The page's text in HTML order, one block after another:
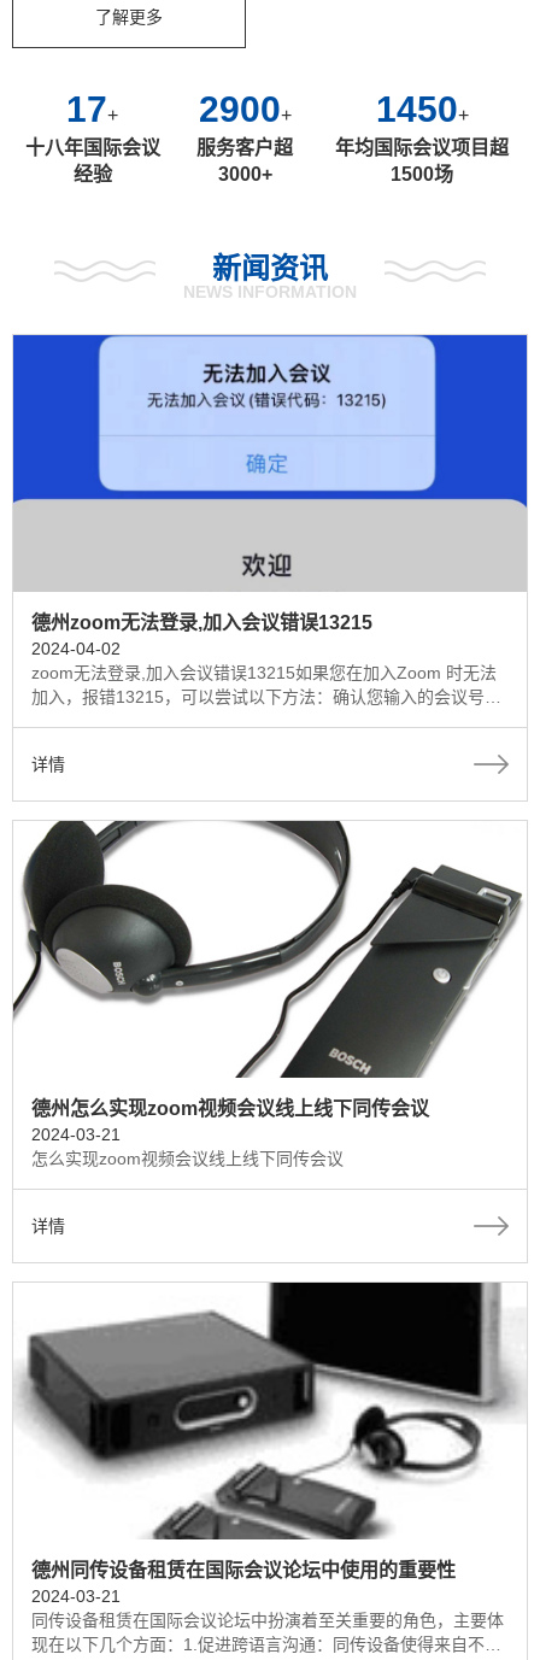
了解更多
18+
十八年国际会议
经验
3000+
服务客户超
3000+
1500+
年均国际会议项目超
1500场
新闻资讯
NEWS INFORMATION
德州zoom无法登录,加入会议错误13215
2024-04-02
zoom无法登录,加入会议错误13215如果您在加入Zoom 时无法
加入，报错13215，可以尝试以下方法：确认您输入的会议号或
定可能会影响zoom服务器的连接...
详情
德州怎么实现zoom视频会议线上线下同传会议
2024-03-21
怎么实现zoom视频会议线上线下同传会议
详情
德州同传设备租赁在国际会议论坛中使用的重要性
2024-03-21
同传设备租赁在国际会议论坛中扮演着至关重要的角色，主要体
现在以下几个方面：1.促进跨语言沟通：同传设备使得来自不同